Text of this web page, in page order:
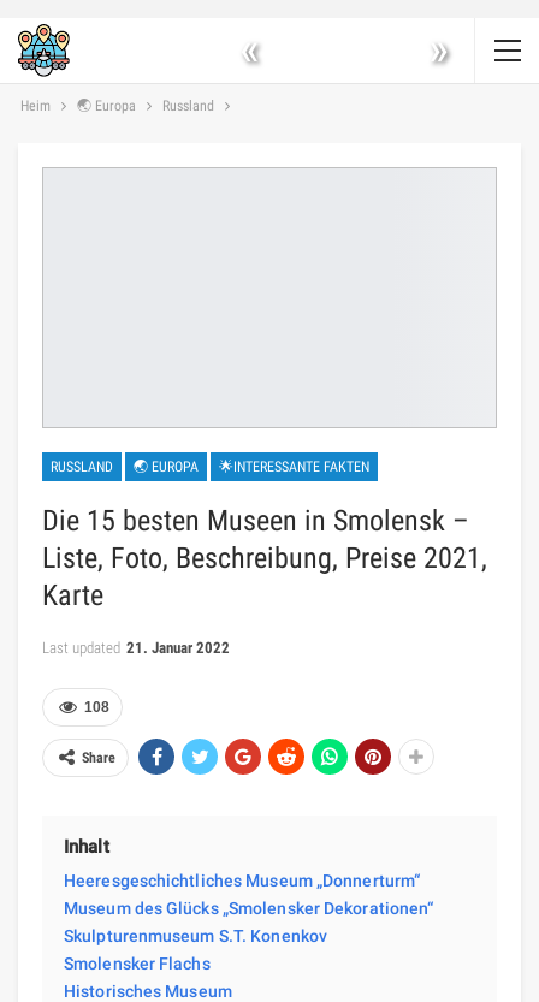
« »
Heim 🌏 Europa Russland
RUSSLAND 🌏 EUROPA 🌟INTERESSANTE FAKTEN
Die 15 besten Museen in Smolensk –
Liste, Foto, Beschreibung, Preise 2021,
Karte
Last updated 21. Januar 2022
108
Share
Inhalt
Heeresgeschichtliches Museum „Donnerturm“
Museum des Glücks „Smolensker Dekorationen“
Skulpturenmuseum S.T. Konenkov
Smolensker Flachs
Historisches Museum